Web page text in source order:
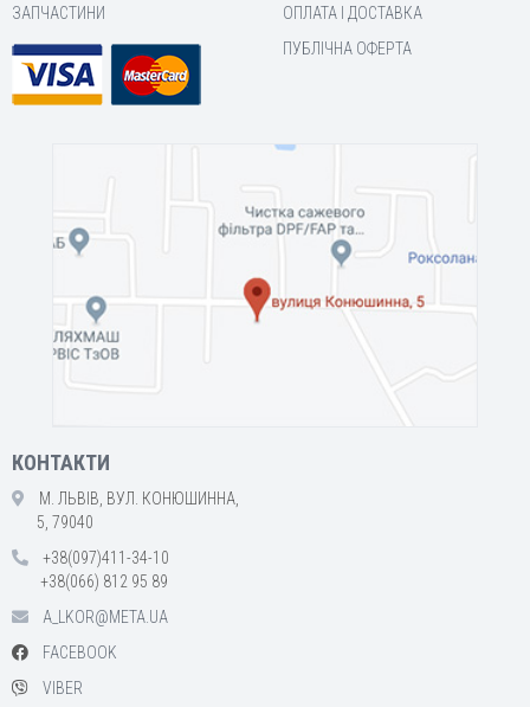
ЗАПЧАСТИНИ
ОПЛАТА І ДОСТАВКА
ПУБЛІЧНА ОФЕРТА
КОНТАКТИ
М. ЛЬВІВ, ВУЛ. КОНЮШИННА,
5, 79040
+38(097)411-34-10
+38(066) 812 95 89
A_LKOR@META.UA
FACEBOOK
VIBER